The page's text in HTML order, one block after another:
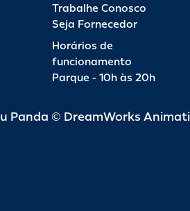
Trabalhe Conosco
Seja Fornecedor
Horários de
funcionamento
Parque - 10h às 20h
Panda © DreamWorks